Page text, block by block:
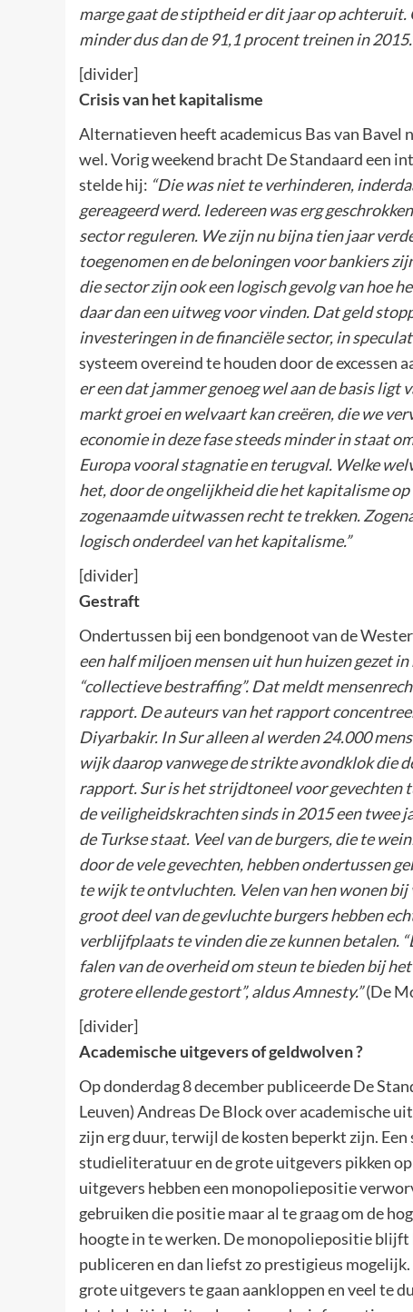
marge gaat de stiptheid er dit jaar op
minder dus dan de 91,1 procent treinen in
[divider]
Crisis van het kapitalisme
Alternatieven heeft academicus Bas van
wel. Vorig weekend bracht De Standaard een
stelde hij: “Die was niet te verhinderen,
gereageerd werd. Iedereen was erg
sector reguleren. We zijn nu bijna tien jaar
toegenomen en de beloningen voor bankiers
die sector zijn ook een logisch gevolg van hoe
daar dan een uitweg voor vinden. Dat geld
investeringen in de financiële sector, in
systeem overeind te houden door de excessen
er een dat jammer genoeg wel aan de basis
markt groei en welvaart kan creëren, die we
economie in deze fase steeds minder in staat
Europa vooral stagnatie en terugval. Welke
het, door de ongelijkheid die het kapitalisme
zogenaamde uitwassen recht te trekken.
logisch onderdeel van het kapitalisme.”
[divider]
Gestraft
Ondertussen bij een bondgenoot van de
een half miljoen mensen uit hun huizen gezet
“collectieve bestraffing”. Dat meldt
rapport. De auteurs van het rapport
Diyarbakir. In Sur alleen al werden 24.000
wijk daarop vanwege de strikte avondklok die
rapport. Sur is het strijdtoneel voor gevechten
de veiligheidskrachten sinds in 2015 een twee
de Turkse staat. Veel van de burgers, die te
door de vele gevechten, hebben ondertussen
te wijk te ontvluchten. Velen van hen wonen
groot deel van de gevluchte burgers hebben
verblijfplaats te vinden die ze kunnen betalen.
falen van de overheid om steun te bieden bij
grotere ellende gestort”, aldus Amnesty.”(De
[divider]
Academische uitgevers of geldwolven ?
Op donderdag 8 december publiceerde De
Leuven) Andreas De Block over academische
zijn erg duur, terwijl de kosten beperkt zijn.
studieliteratuur en de grote uitgevers pikken
uitgevers hebben een monopoliepositie
gebruiken die positie maar al te graag om de
hoogte in te werken. De monopoliepositie
publiceren en dan liefst zo prestigieus mogelijk.
grote uitgevers te gaan aankloppen en veel te